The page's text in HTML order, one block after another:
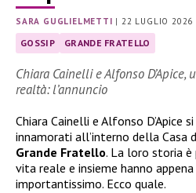
SARA GUGLIELMETTI | 22 LUGLIO 2026
GOSSIP GRANDE FRATELLO
Chiara Cainelli e Alfonso
realtà: l’annuncio
Chiara Cainelli e Alfonso D’Apice
innamorati all’interno della Casa
Grande Fratello. La loro storia è
vita reale e insieme hanno
importantissimo. Ecco quale.